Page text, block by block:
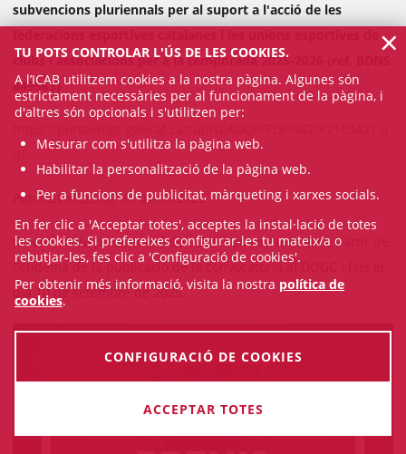
subvencions pluriennals per al suport a l'acció de les
clubs i associacions per a la temporada 2025-2026 (ref. BDNS
849563)
Publicat al DOGC de 04-08-2025
El termini de presentació de sol·licituds s'estableix a partir de
l'endemà de la publicació de la convocatòria al DOGC i fins el
dia 10 de setembre de 2025.
TU POTS CONTROLAR L'ÚS DE LES COOKIES.
A l’ICAB utilitzem cookies a la nostra pàgina. Algunes són
estrictament necessàries per al funcionament de la pàgina, i
d'altres són opcionals i s'utilitzen per:
Mesurar com s'utilitza la pàgina web.
Habilitar la personalització de la pàgina web.
Per a funcions de publicitat, màrqueting i xarxes socials.
En fer clic a 'Acceptar totes', acceptes la instal·lació de totes
les cookies. Si prefereixes configurar-les tu mateix/a o
rebutjar-les, fes clic a 'Configuració de cookies'.
Per obtenir més informació, visita la nostra política de
cookies.
CONFIGURACIÓ DE COOKIES
ACCEPTAR TOTES
×